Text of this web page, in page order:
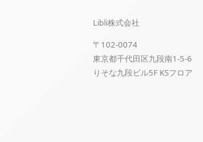
Libli株式会社
〒102-0074
東京都千代田区九段南1-5-6
りそな九段ビル5F KSフロア